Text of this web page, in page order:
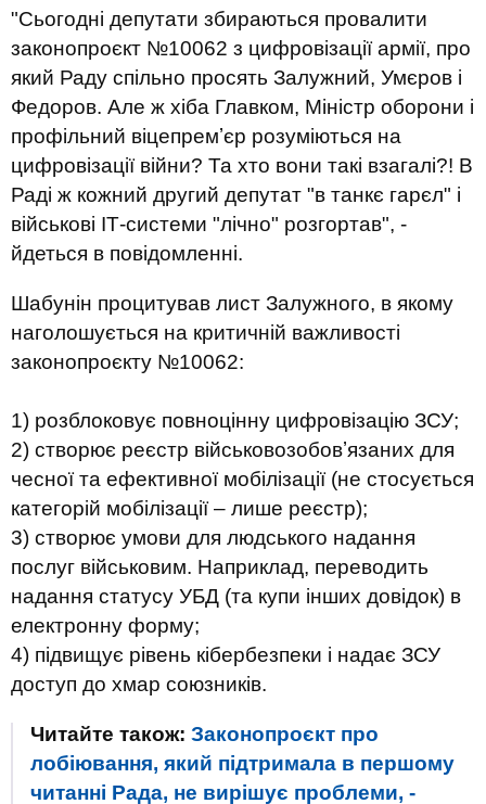
"Сьогодні депутати збираються провалити
законопроєкт №10062 з цифровізації армії, про
який Раду спільно просять Залужний, Умєров і
Федоров. Але ж хіба Главком, Міністр оборони і
профільний віцепремʼєр розуміються на
цифровізації війни? Та хто вони такі взагалі?! В
Раді ж кожний другий депутат "в танкє гарєл" і
військові ІТ-системи "лічно" розгортав", -
йдеться в повідомленні.
Шабунін процитував лист Залужного, в якому
наголошується на критичній важливості
законопроєкту №10062:
1) розблоковує повноцінну цифровізацію ЗСУ;
2) створює реєстр військовозобовʼязаних для
чесної та ефективної мобілізації (не стосується
категорій мобілізації – лише реєстр);
3) створює умови для людського надання
послуг військовим. Наприклад, переводить
надання статусу УБД (та купи інших довідок) в
електронну форму;
4) підвищує рівень кібербезпеки і надає ЗСУ
доступ до хмар союзників.
Читайте також: Законопроєкт про
лобіювання, який підтримала в першому
читанні Рада, не вирішує проблеми, -